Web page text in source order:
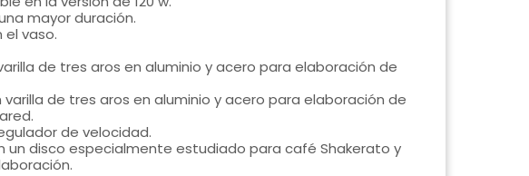
mayor duración.
vaso.
de tres aros en aluminio y acero para elaboración de
varilla de tres aros en aluminio y acero para elaboración de
de velocidad.
un disco especialmente estudiado para café Shakerato y